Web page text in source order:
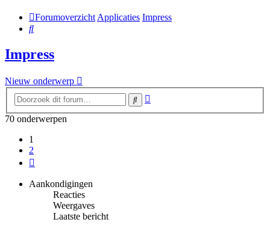
Forumoverzicht Applicaties Impress
Zoek
Impress
Nieuw onderwerp
Zoek
70 onderwerpen
1
2
Aankondigingen
Reacties
Weergaves
Laatste bericht